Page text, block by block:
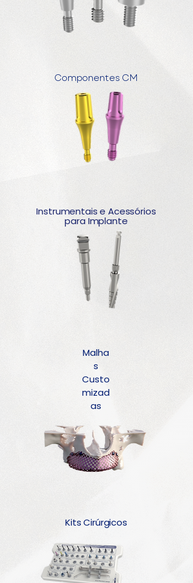
Instrumentais e Acessórios
para Implante
Componentes CM
Kits Cirúrgicos
Malha
s
Custo
mizad
as